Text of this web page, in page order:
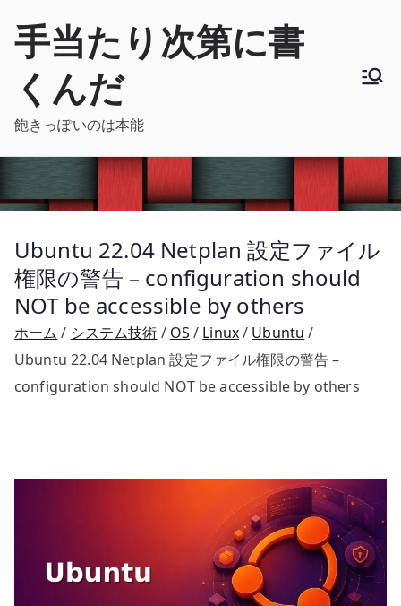
手当たり次第に書
くんだ
飽きっぽいのは本能
Ubuntu 22.04 Netplan 設定ファイル
権限の警告 – configuration should
NOT be accessible by others
ホーム システム技術 OS Linux
Ubuntu
Ubuntu 22.04 Netplan 設定ファイル権限の警告 –
configuration should NOT be accessible by others